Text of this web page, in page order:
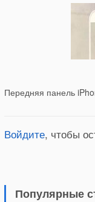
Передняя панель
Войдите, чтобы
Популярные